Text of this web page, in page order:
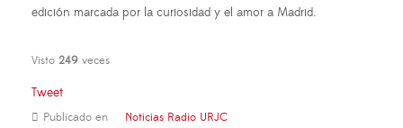
edición marcada por la curiosidad y el amor a Madrid.
Visto 249 veces
Tweet
Publicado en Noticias Radio URJC